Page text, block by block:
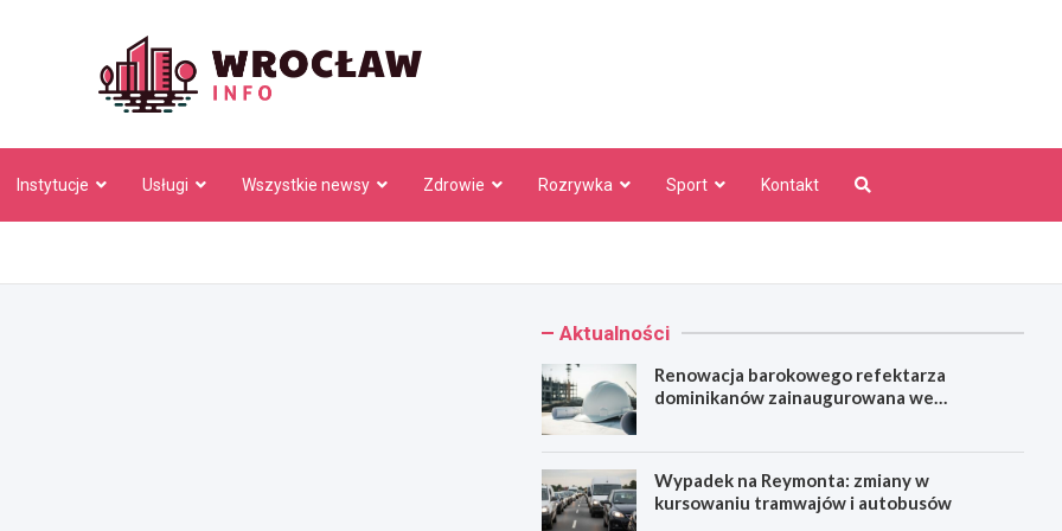
Instytucje Usługi Wszystkie newsy Zdrowie Rozrywka Sport Kontakt
Aktualności
Renowacja barokowego refektarza
dominikanów zainaugurowana we
Wypadek na Reymonta: zmiany w
kursowaniu tramwajów i autobusów